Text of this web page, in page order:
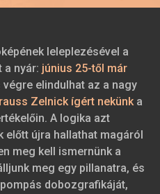
leleplezésével a
a nyár: június 25-től már
végre elindulhat az a nagy
Zelnick ígért nekünka
A logika azt
előtt újra hallathat magáról
meg kell ismernünk a
meg egy pillanatra, és
dobozgrafikáját,